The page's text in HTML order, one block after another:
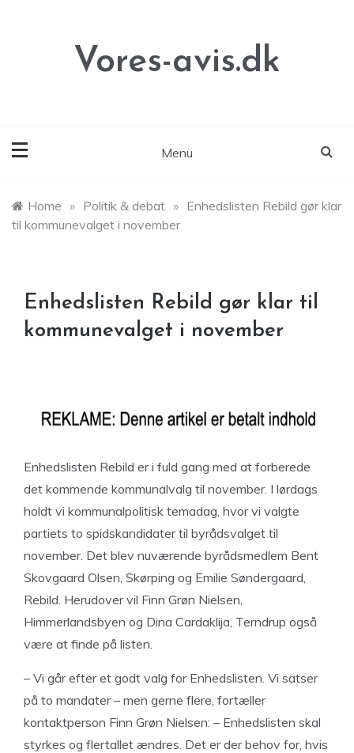
Vores-avis.dk
Menu
Home » Politik & debat » Enhedslisten Rebild gør klar
til kommunevalget i november
Enhedslisten Rebild gør klar til
kommunevalget i november
Enhedslisten Rebild er i fuld gang med at forberede
det kommende kommunalvalg til november. I lørdags
holdt vi kommunalpolitisk temadag, hvor vi valgte
partiets to spidskandidater til byrådsvalget til
november. Det blev nuværende byrådsmedlem Bent
Skovgaard Olsen, Skørping og Emilie Søndergaard,
Rebild. Herudover vil Finn Grøn Nielsen,
Himmerlandsbyen og Dina Cardaklija, Terndrup også
være at finde på listen.
– Vi går efter et godt valg for Enhedslisten. Vi satser
på to mandater – men gerne flere, fortæller
kontaktperson Finn Grøn Nielsen: – Enhedslisten skal
styrkes og flertallet ændres. Det er der behov for, hvis